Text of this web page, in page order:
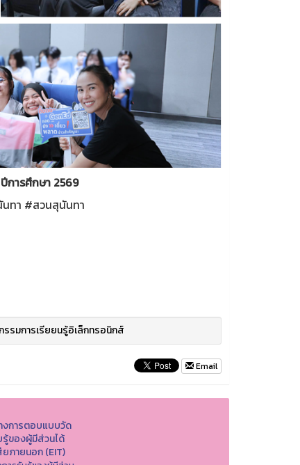
การศึกษา 2569
ทา #สวนสุนันทา
รรมการเรียยนรู้อิเล็กทรอนิกส์
Email
งการตอบแบบวัด
รู้ของผู้มีส่วนได้
ยภายนอก (EIT)